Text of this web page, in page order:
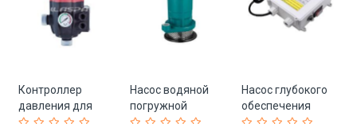
Контроллер
давления для
Насос водяной
погружной
Насос глубокого
обеспечения